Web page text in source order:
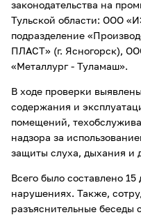
законодательства на
Тульской области: ООО
подразделение
ПЛАСТ» (г. Ясногорск),
«Металлург - Туламаш».
В ходе проверки
содержания и
помещений,
надзора за
защиты слуха, дыхания и
Всего было составлено
нарушениях. Также,
разъяснительные беседы